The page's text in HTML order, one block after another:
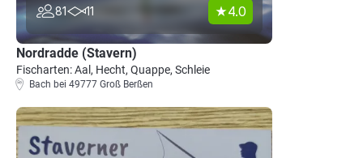
81 11 4.0
Nordradde (Stavern)
Fischarten: Aal, Hecht, Quappe, Schleie
Bach bei 49777 Groß Berßen